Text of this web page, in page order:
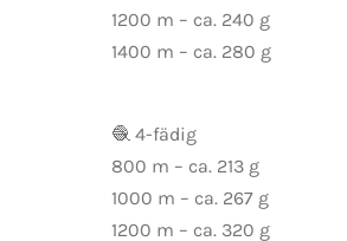
1200 m – ca. 240 g
1400 m – ca. 280 g
🧶 4-fädig
800 m – ca. 213 g
1000 m – ca. 267 g
1200 m – ca. 320 g